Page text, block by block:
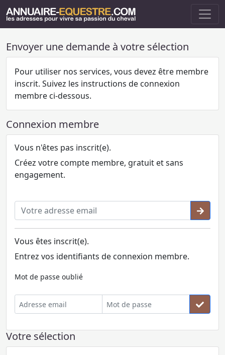
Envoyer une demande à votre sélection
Pour utiliser nos services, vous devez être membre
inscrit. Suivez les instructions de connexion
membre ci-dessous.
Connexion membre
Vous n'êtes pas inscrit(e).
Créez votre compte membre, gratuit et sans
engagement.
Vous êtes inscrit(e).
Entrez vos identifiants de connexion membre.
Mot de passe oublié
Votre sélection